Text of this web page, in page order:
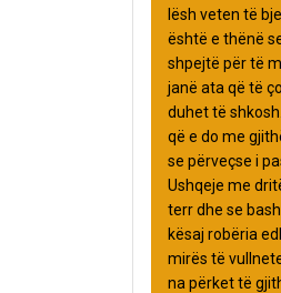
lësh veten të
është e thënë
shpejtë për të
janë ata që të
duhet të
që e do me
se përveçse i
Ushqeje me
terr dhe se
kësaj robëria
mirës të
na përket të